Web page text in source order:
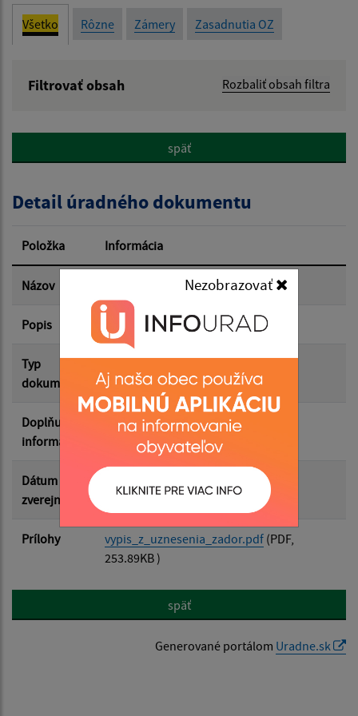
Nezobrazovať
Všetko Rôzne Zámery Zasadnutia OZ
Filtrovať obsah Rozbaliť obsah filtra
Popis:
Dátum zverejnenia od:
Dátum zverejnenia do:
Filtrovať
späť
Detail úradného dokumentu
Položka Informácia
Názov Výpis uznesenia 12/2024
Popis Výpis uznesenia 12/2024
Typ
dokumentu
Doplňujúce
informácie
Dátum
zverejnenia
Prílohy vypis_z_uznesenia_zador.pdf (PDF,
253.89KB )
späť
Generované portálom Uradne.sk